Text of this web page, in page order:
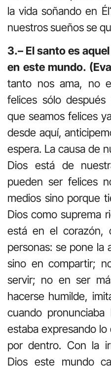
la vida soñando en
nuestros sueños se
3.– El santo es
en este mundo.
tanto nos ama, no
felices sólo
que seamos felices
desde aquí,
espera. La causa de
Dios está de
pueden ser felices
medios sino porque
Dios como suprema
está en el corazón,
personas: se pone la
sino en compartir;
servir; no en ser
hacerse humilde,
cuando pronunciaba
estaba expresando
por dentro. Con la
Dios este mundo